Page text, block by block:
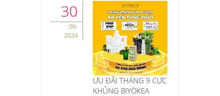
30
09-
2024
ƯU ĐÃI THÁNG 9 CỰC
KHỦNG BIYÒKEA